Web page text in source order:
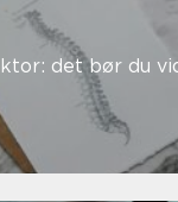
det bør du